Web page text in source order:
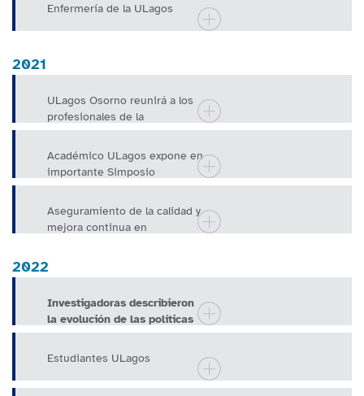
Enfermería de la ULagos
2021
ULagos Osorno reunirá a los
profesionales de la
antropología de Chile y el
extranjero
Académico ULagos expone en
importante Simposio
Internacional sobre Salud
Mental
Aseguramiento de la calidad y
mejora continua en
universitaria
2022
Investigadoras describieron
la evolución de las políticas
alimentarias en Argent
Estudiantes ULagos